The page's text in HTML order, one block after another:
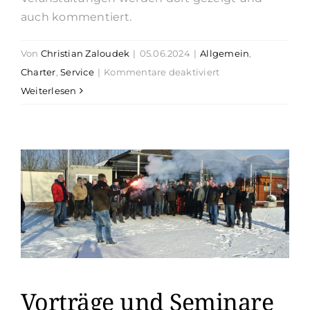
auch kommentiert.
Von Christian Zaloudek | 05.06.2024 | Allgemein,
Charter,Service | Kommentare deaktiviertfür
Weiterlesen
Vorträge und Seminare